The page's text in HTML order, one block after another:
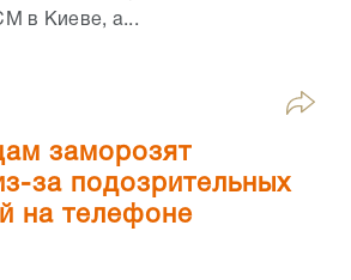
в Киеве, а...
заморозят
за подозрительных
на телефоне